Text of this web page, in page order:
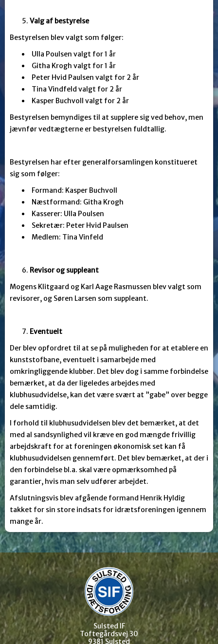
Valg af bestyrelse
Bestyrelsen blev valgt som følger:
Ulla Poulsen valgt for 1 år
Githa Krogh valgt for 1 år
Peter Hvid Paulsen valgt for 2 år
Tina Vindfeld valgt for 2 år
Kasper Buchvoll valgt for 2 år
Bestyrelsen bemyndiges til at supplere sig ved behov, men
jævnfør vedtægterne er bestyrelsen fuldtallig.
Bestyrelsen har efter generalforsamlingen konstitueret
sig som følger:
Formand: Kasper Buchvoll
Næstformand: Githa Krogh
Kasserer: Ulla Poulsen
Sekretær: Peter Hvid Paulsen
Medlem: Tina Vinfeld
Revisor og suppleant
Mogens Klitgaard og Karl Aage Rasmussen blev valgt som
revisorer, og Søren Larsen som suppleant.
Eventuelt
Der blev opfordret til at se på muligheden for at etablere en
kunststofbane, eventuelt i samarbejde med
omkringliggende klubber. Det blev dog i samme forbindelse
bemærket, at da der ligeledes arbejdes med
klubhusudvidelse, kan det være svært at ”gabe” over begge
dele samtidig.
I forhold til klubhusudvidelsen blev det bemærket, at det
med al sandsynlighed vil kræve en god mængde frivillig
arbejdskraft for at foreningen økonomisk set kan få
klubhusudvidelsen gennemført. Det blev bemærket, at der i
den forbindelse bl.a. skal være opmærksomhed på
garantier, hvis man selv udfører arbejdet.
Afslutningsvis blev afgående formand Henrik Hyldig
takket for sin store indsats for idrætsforeningen igennem
mange år.
Sulsted IF
Toftegårdsvej 30
9381 Sulsted